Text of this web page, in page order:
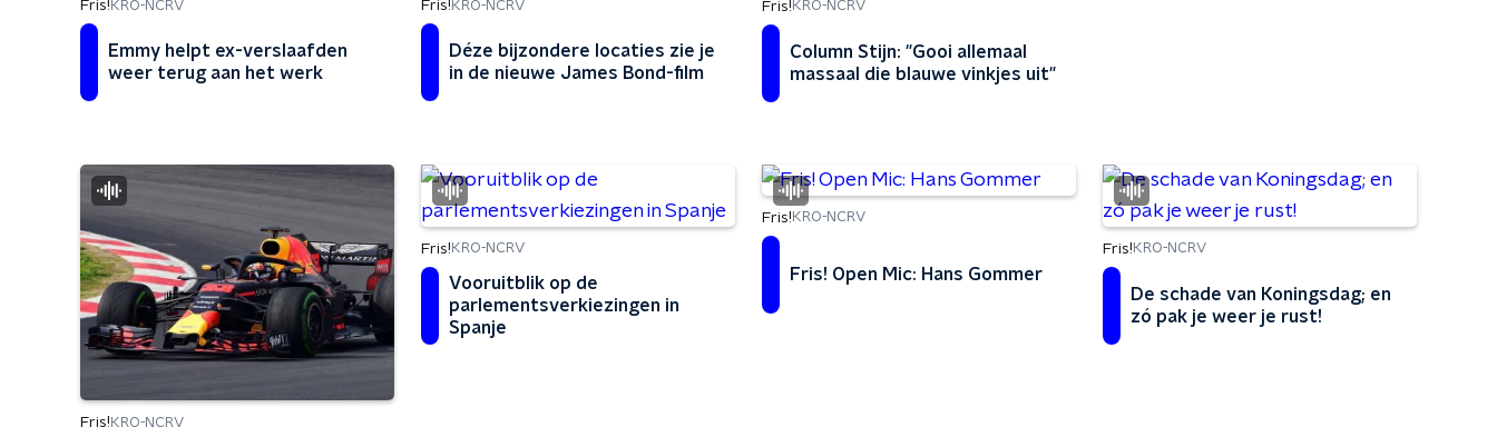
Fris! KRO-NCRV
Emmy helpt ex-verslaafden
weer terug aan het werk
Fris! KRO-NCRV
Déze bijzondere locaties zie je
in de nieuwe James Bond-film
Fris! KRO-NCRV
Column Stijn: "Gooi allemaal
massaal die blauwe vinkjes uit"
Fris! KRO-NCRV
Fris! KRO-NCRV
Vooruitblik op de
parlementsverkiezingen in
Spanje
Fris! KRO-NCRV
Fris! Open Mic: Hans Gommer
Fris! KRO-NCRV
De schade van Koningsdag; en
zó pak je weer je rust!